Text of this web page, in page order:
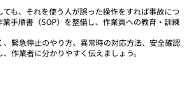
も、それを使う人が誤った操作をすれば事故につ
手順書（SOP）を整備し、作業員への教育・訓練
緊急停止のやり方、異常時の対応方法、安全確認
作業者に分かりやすく伝えましょう。